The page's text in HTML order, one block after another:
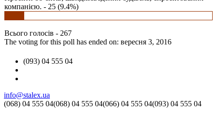
компанією. - 25 (9.4%)
Всього голосів - 267
The voting for this poll has ended on: вересня 3, 2016
(093) 04 555 04
info@stalex.ua
(068) 04 555 04(068) 04 555 04(066) 04 555 04(093) 04 555 04